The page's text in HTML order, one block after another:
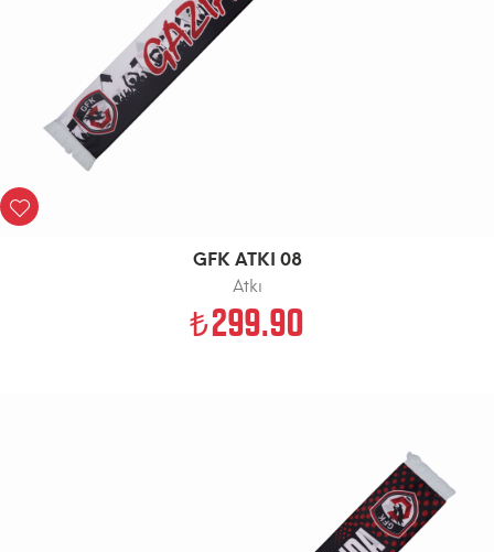
GFK ATKI 08
Atkı
299.90